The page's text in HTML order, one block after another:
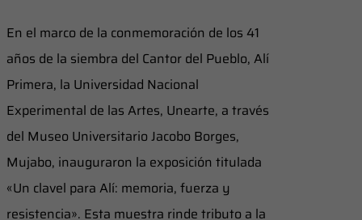
En el marco de la conmemoración de los 41
años de la siembra del Cantor del Pueblo, Alí
Primera, la Universidad Nacional
Experimental de las Artes, Unearte, a través
del Museo Universitario Jacobo Borges,
Mujabo, inauguraron la exposición titulada
«Un clavel para Alí: memoria, fuerza y
resistencia». Esta muestra rinde tributo a la